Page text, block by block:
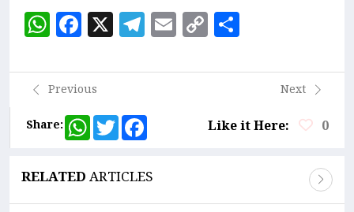
WhatsApp
Facebook
X Telegram
Email
Copy
Link
Previous
Next
Share:
WhatsApp
Twitter Like it Here: 0
RELATEDARTICLES